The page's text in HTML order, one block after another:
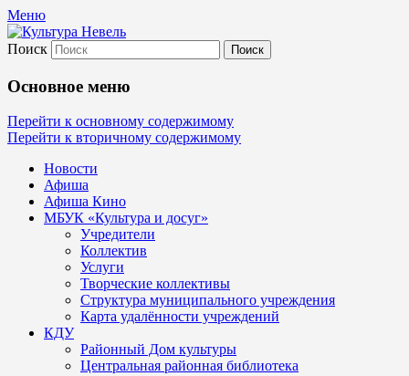
Меню
Культура Невель
МБУК Невельского района "Культура
и досуг"
Поиск
Основное меню
Перейти к основному содержимому
Перейти к вторичному содержимому
Новости
Афиша
Афиша Кино
МБУК «Культура и досуг»
Учредители
Коллектив
Услуги
Творческие коллективы
Структура муниципального учреждения
Карта удалённости учреждений
КДУ
Районный Дом культуры
Центральная районная библиотека